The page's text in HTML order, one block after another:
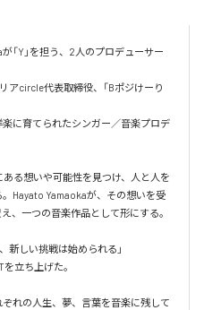
「Y」を担う、2人のプロデューサー
アcircle代表取締役、「Bポジけーり
に育てられたシンガー／音楽プロデ
る想いや可能性を見つけ、人と人を
Hayato Yamaokaが、その想いを受
、一つの音楽作品として形にする。
新しい挑戦は始められる」
立ち上げた。
れの人生、夢、言葉を音楽に残して